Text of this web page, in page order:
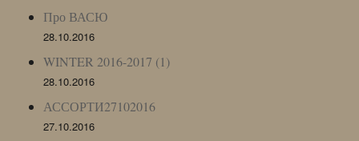
Про ВАСЮ
28.10.2016
WINTER 2016-2017 (1)
28.10.2016
АССОРТИ27102016
27.10.2016